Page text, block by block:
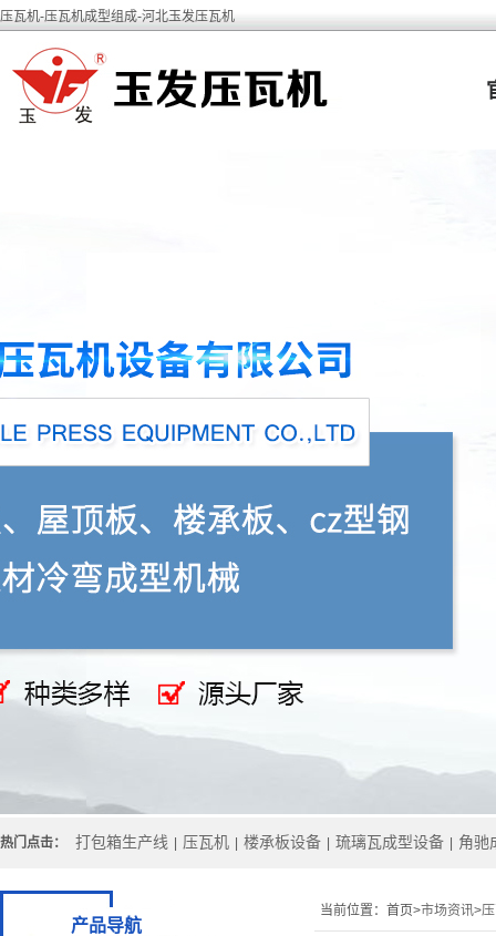
压瓦机-压瓦机成型组成-河北玉发压瓦机
热门点击： 打包箱生产线 压瓦机 楼承板设备 琉璃瓦成型设备 角驰
当前位置： 首页>市场资讯>
产品导航